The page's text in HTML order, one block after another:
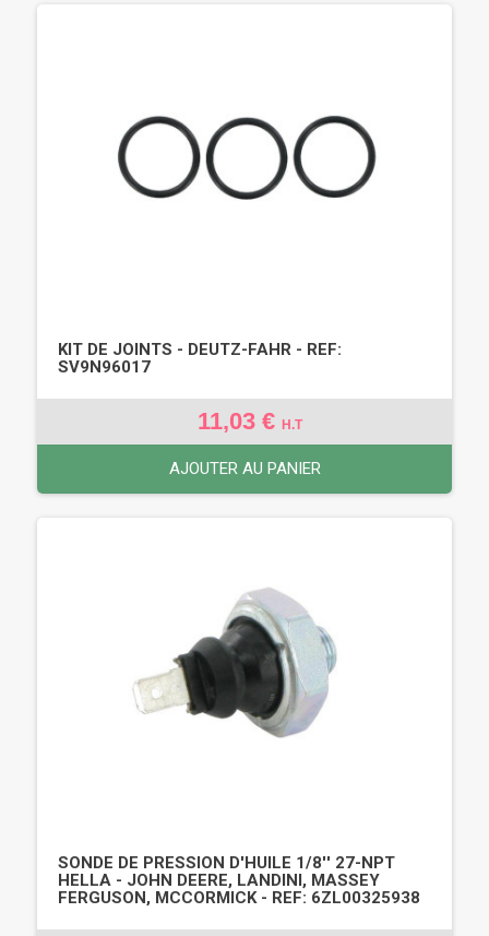
KIT DE JOINTS - DEUTZ-FAHR - REF:
SV9N96017
11,03 € H.T
AJOUTER AU PANIER
SONDE DE PRESSION D'HUILE 1/8'' 27-NPT
HELLA - JOHN DEERE, LANDINI, MASSEY
FERGUSON, MCCORMICK - REF: 6ZL00325938